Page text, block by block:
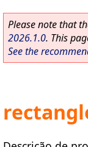
Please note that
2026.1.0. This
See the